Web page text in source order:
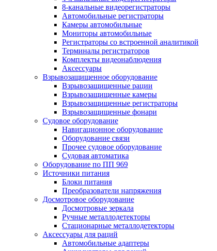
8-канальные видеорегистраторы
Автомобильные регистраторы
Камеры автомобильные
Мониторы автомобильные
Регистраторы со встроенной аналитикой
Терминалы регистраторов
Комплекты видеонаблюдения
Аксессуары
Взрывозащищенное оборудование
Взрывозащищенные рации
Взрывозащищенные камеры
Взрывозащищенные регистраторы
Взрывозащищенные фонари
Судовое оборудование
Навигационное оборудование
Оборудование связи
Прочее судовое оборудование
Судовая автоматика
Оборудование по ПП 969
Источники питания
Блоки питания
Преобразователи напряжения
Досмотровое оборудование
Досмотровые зеркала
Ручные металлодетекторы
Стационарные металлодетекторы
Аксессуары для раций
Автомобильные адаптеры